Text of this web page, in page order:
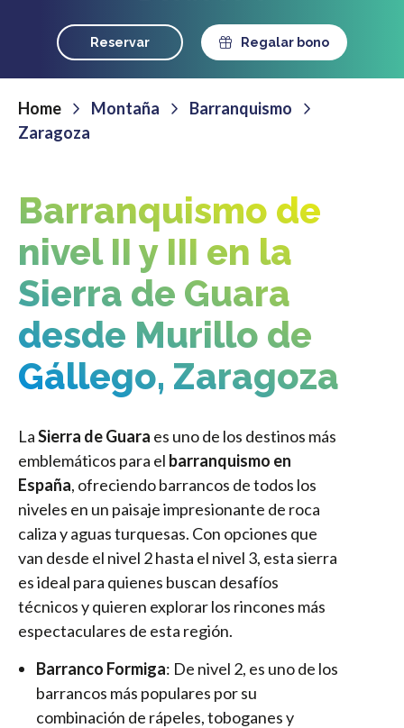
Reservar Regalar bono
Home Montaña
Barranquismo
Zaragoza
Barranquismo de
nivel II y III en la
Sierra de Guara
desde Murillo de
Gállego, Zaragoza
LaSierra de Guara es uno de los destinos más
emblemáticos para el barranquismo en
España, ofreciendo barrancos de todos los
niveles en un paisaje impresionante de roca
caliza y aguas turquesas. Con opciones que
van desde el nivel 2 hasta el nivel 3, esta sierra
es ideal para quienes buscan desafíos
técnicos y quieren explorar los rincones más
espectaculares de esta región.
Barranco Formiga: De nivel 2, es uno de los
barrancos más populares por su
combinación de rápeles, toboganes y